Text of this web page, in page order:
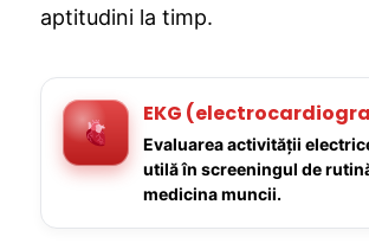
aptitudini la timp.
EKG
Evaluarea activității
utilă în screeningul de
medicina muncii.